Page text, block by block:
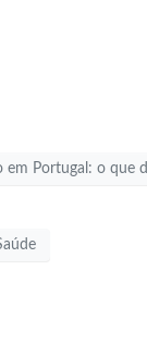
Portugal: o que